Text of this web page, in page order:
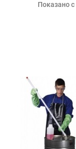
Показано с